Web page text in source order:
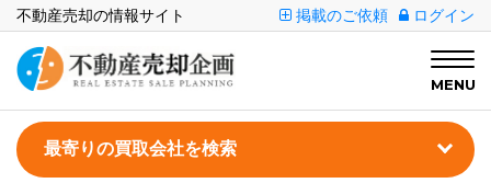
不動産売却の情報サイト 掲載のご依頼 ログイン
MENU